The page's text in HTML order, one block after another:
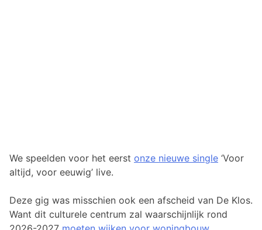
We speelden voor het eerst onze nieuwe single ‘Voor
altijd, voor eeuwig’ live.
Deze gig was misschien ook een afscheid van De Klos.
Want dit culturele centrum zal waarschijnlijk rond